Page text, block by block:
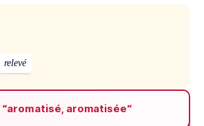
relevé
“aromatisé, aromatisée“